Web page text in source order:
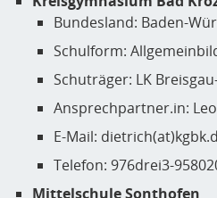
Bundesland: Baden-
Schulform:
Schuträger: LK
Ansprechpartner.in:
E-Mail:
Telefon: 976drei3-
Mittelschule Sonthofen